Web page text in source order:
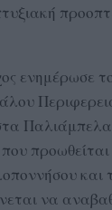
ενημέρωσε
και
να